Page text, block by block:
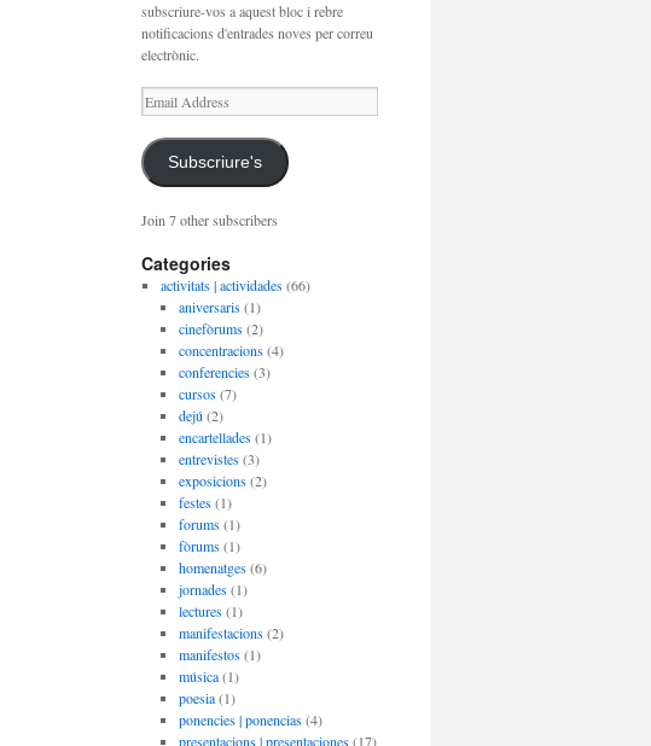
subscriure-vos a aquest bloc i rebre
notificacions d'entrades noves per correu
electrònic.
Email
Address
Subscriure's
Join 7 other subscribers
Categories
activitats | actividades(66)
aniversaris(1)
cinefòrums(2)
concentracions(4)
conferencies(3)
cursos(7)
dejú (2)
encartellades(1)
entrevistes(3)
exposicions(2)
festes(1)
forums(1)
fòrums(1)
homenatges(6)
jornades(1)
lectures(1)
manifestacions(2)
manifestos(1)
música(1)
poesia(1)
ponencies | ponencias(4)
presentacions | presentaciones(17)